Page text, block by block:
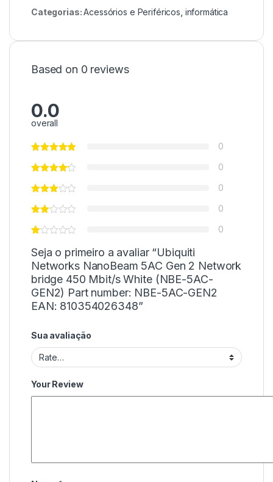
Categorias:Acessórios e Periféricos informática
Based on 0 reviews
0.0
overall
0
0
0
0
0
Seja o primeiro a avaliar “Ubiquiti
Networks NanoBeam 5AC Gen 2 Network
bridge 450 Mbit/s White (NBE-5AC-
GEN2) Part number: NBE-5AC-GEN2
EAN: 810354026348”
Sua avaliação
Your Review